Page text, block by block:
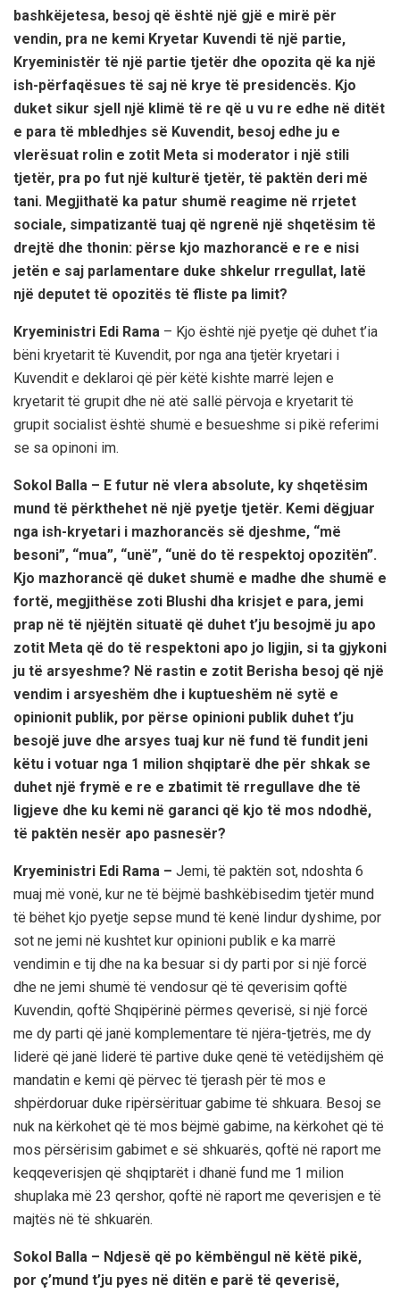
bashkëjetesa, besoj që është një gjë e mirë për
vendin, pra ne kemi Kryetar Kuvendi të një partie,
Kryeministër të një partie tjetër dhe opozita që ka një
ish-përfaqësues të saj në krye të presidencës. Kjo
duket sikur sjell një klimë të re që u vu re edhe në ditët
e para të mbledhjes së Kuvendit, besoj edhe ju e
vlerësuat rolin e zotit Meta si moderator i një stili
tjetër, pra po fut një kulturë tjetër, të paktën deri më
tani. Megjithatë ka patur shumë reagime në rrjetet
sociale, simpatizantë tuaj që ngrenë një shqetësim të
drejtë dhe thonin: përse kjo mazhorancë e re e nisi
jetën e saj parlamentare duke shkelur rregullat, latë
një deputet të opozitës të fliste pa limit?
Kryeministri Edi Rama – Kjo është një pyetje që duhet t’ia
bëni kryetarit të Kuvendit, por nga ana tjetër kryetari i
Kuvendit e deklaroi që për këtë kishte marrë lejen e
kryetarit të grupit dhe në atë sallë përvoja e kryetarit të
grupit socialist është shumë e besueshme si pikë referimi
se sa opinoni im.
Sokol Balla – E futur në vlera absolute, ky shqetësim
mund të përkthehet në një pyetje tjetër. Kemi dëgjuar
nga ish-kryetari i mazhorancës së djeshme, “më
besoni”, “mua”, “unë”, “unë do të respektoj opozitën”.
Kjo mazhorancë që duket shumë e madhe dhe shumë e
fortë, megjithëse zoti Blushi dha krisjet e para, jemi
prap në të njëjtën situatë që duhet t’ju besojmë ju apo
zotit Meta që do të respektoni apo jo ligjin, si ta gjykoni
ju të arsyeshme? Në rastin e zotit Berisha besoj që një
vendim i arsyeshëm dhe i kuptueshëm në sytë e
opinionit publik, por përse opinioni publik duhet t’ju
besojë juve dhe arsyes tuaj kur në fund të fundit jeni
këtu i votuar nga 1 milion shqiptarë dhe për shkak se
duhet një frymë e re e zbatimit të rregullave dhe të
ligjeve dhe ku kemi në garanci që kjo të mos ndodhë,
të paktën nesër apo pasnesër?
Kryeministri Edi Rama – Jemi, të paktën sot, ndoshta 6
muaj më vonë, kur ne të bëjmë bashkëbisedim tjetër mund
të bëhet kjo pyetje sepse mund të kenë lindur dyshime, por
sot ne jemi në kushtet kur opinioni publik e ka marrë
vendimin e tij dhe na ka besuar si dy parti por si një forcë
dhe ne jemi shumë të vendosur që të qeverisim qoftë
Kuvendin, qoftë Shqipërinë përmes qeverisë, si një forcë
me dy parti që janë komplementare të njëra-tjetrës, me dy
liderë që janë liderë të partive duke qenë të vetëdijshëm që
mandatin e kemi që përvec të tjerash për të mos e
shpërdoruar duke ripërsërituar gabime të shkuara. Besoj se
nuk na kërkohet që të mos bëjmë gabime, na kërkohet që të
mos përsërisim gabimet e së shkuarës, qoftë në raport me
keqqeverisjen që shqiptarët i dhanë fund me 1 milion
shuplaka më 23 qershor, qoftë në raport me qeverisjen e të
majtës në të shkuarën.
Sokol Balla – Ndjesë që po këmbëngul në këtë pikë,
por ç’mund t’ju pyes në ditën e parë të qeverisë,